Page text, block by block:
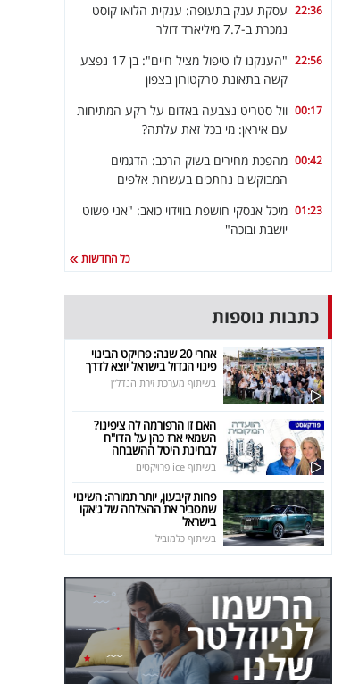
22:36 עסקת ענק בתעופה: ענקית הלואו קוסט
נמכרת ב-7.7 מיליארד דולר
22:56
"הענקנו לו טיפול מציל חיים": בן 17 נפצע
קשה בתאונת טרקטורון בצפון
00:17 וול סטריט נצבעה באדום על רקע המתיחות
עם איראן: מי בכל זאת עלתה?
00:42 מהפכת מחירים בשוק הרכב: הדגמים
המבוקשים נחתכים בעשרות אלפים
01:23 מיכל אנסקי חושפת בווידוי כואב: "אני פשוט
יושבת ובוכה"
כל החדשות
כתבות נוספות
אחרי 20 שנה: פרויקט הבינוי
פינוי הגדול בישראל יוצא לדרך
בשיתוף מערכת זירת הנדל"ן
האם זו הרפורמה לה ציפינו?
השמאי ארז כהן על הדו"ח
לבחינת היטל ההשבחה
בשיתוף ice פרויקטים
פחות קיבעון, יותר תמורה: השינוי
שמסביר את ההצלחה של ג'אקו
בישראל
בשיתוף כלמוביל